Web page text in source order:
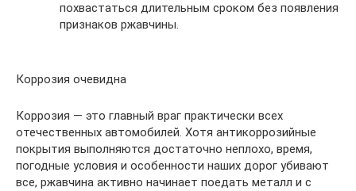
похвастаться длительным сроком без появления
признаков ржавчины.
Коррозия очевидна
Коррозия — это главный враг практически всех
отечественных автомобилей. Хотя антикоррозийные
покрытия выполняются достаточно неплохо, время,
погодные условия и особенности наших дорог убивают
все, ржавчина активно начинает поедать металл и с